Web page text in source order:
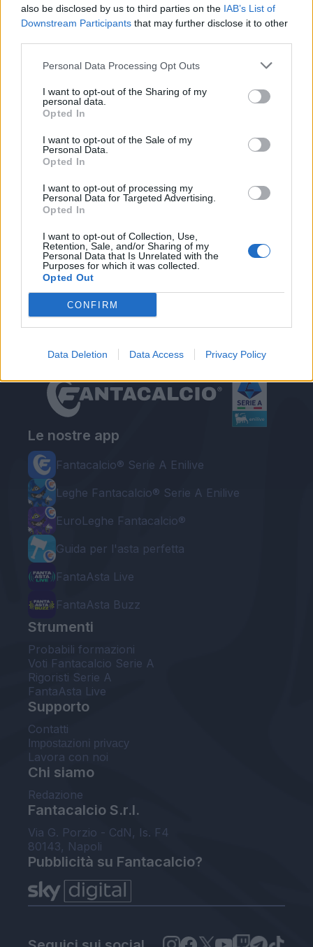
also be disclosed by us to third parties on the IAB’s List of
Downstream Participants that may further disclose it to other
Personal Data Processing Opt Outs
I want to opt-out of the Sharing of my
personal data.
Opted In
I want to opt-out of the Sale of my
Personal Data.
Opted In
I want to opt-out of processing my
Personal Data for Targeted Advertising.
Opted In
I want to opt-out of Collection, Use,
Retention, Sale, and/or Sharing of my
Personal Data that Is Unrelated with the
Purposes for which it was collected.
Opted Out
CONFIRM
Data Deletion Data Access Privacy Policy
Redazione Fantacalcio.it
Leggi anche...
La doppietta di Pellegrino regala tre punti
d'oro al Parma: Verona a picco
Parma-Udinese: orario e dove vederla in TV
e streaming
Le nostre app
Fantacalcio® Serie A Enilive
Leghe Fantacalcio® Serie A Enilive
EuroLeghe Fantacalcio®
Guida per l'asta perfetta
FantaAsta Live
FantaAsta Buzz
Strumenti
Probabili formazioni
Voti Fantacalcio Serie A
Rigoristi Serie A
FantaAsta Live
Supporto
Contatti
Impostazioni privacy
Lavora con noi
Chi siamo
Redazione
Fantacalcio S.r.l.
Via G. Porzio - CdN, Is. F4
80143, Napoli
Pubblicità su Fantacalcio?